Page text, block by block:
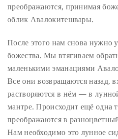
преображаются, принимая
облик Авалокитешвары.
После этого нам снова нужно
божества. Мы втягиваем
маленькими эманациями
Все они возвращаются назад,
растворяются в нём — в
мантре. Происходит ещё одна
преображаются в
Нам необходимо это лунное